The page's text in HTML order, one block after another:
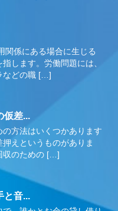
関係にある場合に生じる
します。労働問題には、
などの職 […]
仮差...
方法はいくつかあります
えというものがありま
収のための […]
音...